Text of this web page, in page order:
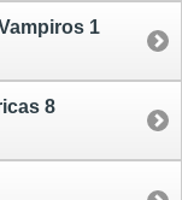
1
8